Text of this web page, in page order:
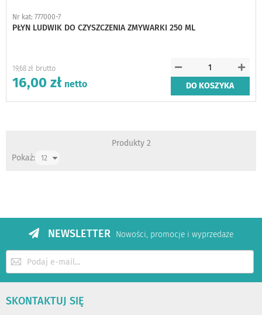
Nr kat: 777000-7
PŁYN LUDWIK DO CZYSZCZENIA ZMYWARKI 250 ML
19,68 zł
16,00 zł DO KOSZYKA
Produkty 2
Pokaż:
NEWSLETTER Nowości, promocje i wyprzedaże
Subskrybuj
nasz
SKONTAKTUJ SIĘ